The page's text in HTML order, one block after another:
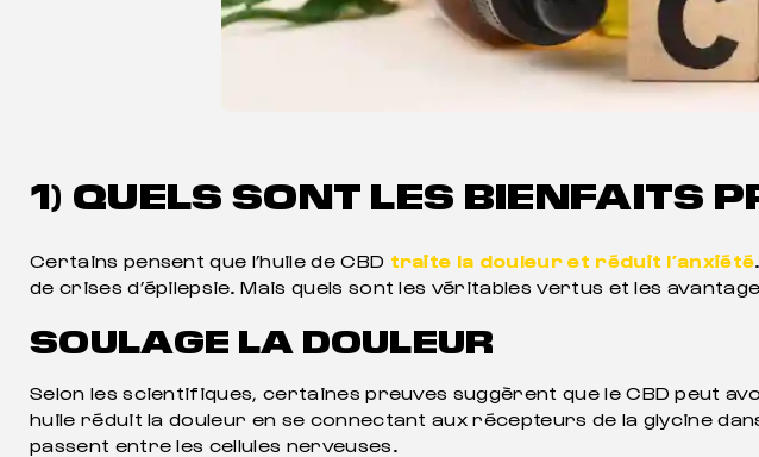
1) QUELS SONT LES BIENFAITS
Certains pensent que l’huile de CBD traite la douleur et réduit l’anxiété
de crises d’épilepsie. Mais quels sont les véritables vertus et les
SOULAGE LA DOULEUR
Selon les scientifiques, certaines preuves suggèrent que le CBD peut
huile réduit la douleur en se connectant aux récepteurs de la glycine
passent entre les cellules nerveuses.